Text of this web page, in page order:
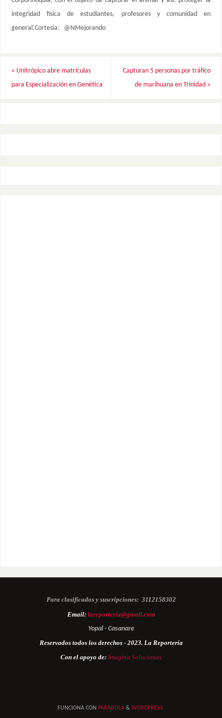
integridad física de estudiantes, profesores y comunidad en
general.Cortesía: @NMejorando
« Unitrópico abre matrículas
para Especialización en Genética
Capturan 5 personas por tráfico
de marihuana en Trinidad »
Para clasificados y suscripciones: 3112158302
Email: lareporteria@gmail.com
Yopal - Casanare
Reservados todos los derechos - 2023. La Reportería
Con el apoyo de: Imagina Soluciones
FUNCIONA CON PARABOLA & WORDPRESS.